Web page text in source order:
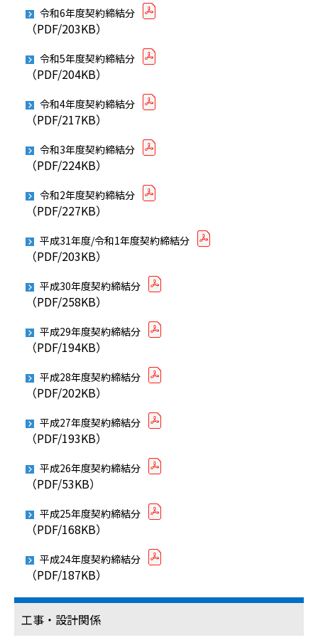
令和6年度契約締結分
（PDF/203KB）
令和5年度契約締結分
（PDF/204KB）
令和4年度契約締結分
（PDF/217KB）
令和3年度契約締結分
（PDF/224KB）
令和2年度契約締結分
（PDF/227KB）
平成31年度/令和1年度契約締結分
（PDF/203KB）
平成30年度契約締結分
（PDF/258KB）
平成29年度契約締結分
（PDF/194KB）
平成28年度契約締結分
（PDF/202KB）
平成27年度契約締結分
（PDF/193KB）
平成26年度契約締結分
（PDF/53KB）
平成25年度契約締結分
（PDF/168KB）
平成24年度契約締結分
（PDF/187KB）
工事・設計関係